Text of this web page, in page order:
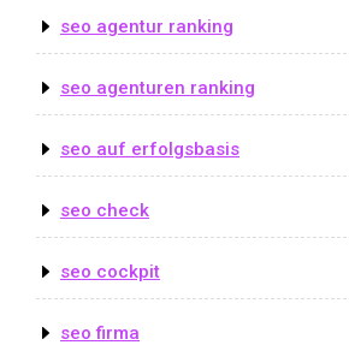
seo agentur ranking
seo agenturen ranking
seo auf erfolgsbasis
seo check
seo cockpit
seo firma